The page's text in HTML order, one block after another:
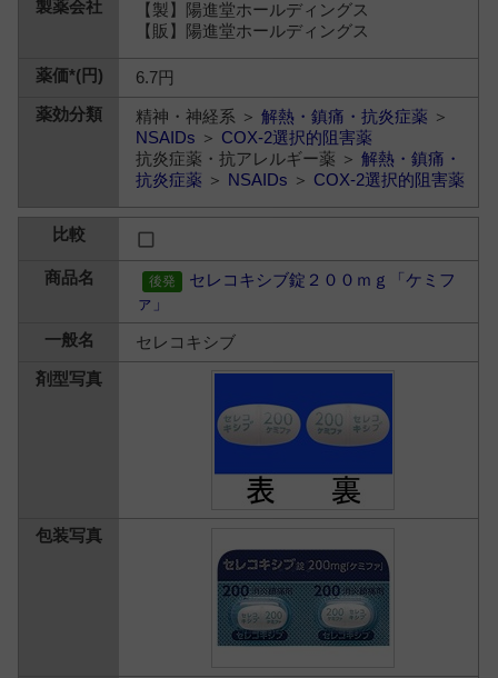
【製】陽進堂ホールディングス
【販】陽進堂ホールディングス
6.7円
精神・神経系 ＞解熱・鎮痛・抗炎症薬 ＞
NSAIDs ＞ COX-2選択的阻害薬
抗炎症薬・抗アレルギー薬 ＞解熱・鎮痛・
抗炎症薬 ＞ NSAIDs ＞ COX-2選択的阻害薬
セレコキシブ錠２００ｍｇ「ケミフ
ァ」
セレコキシブ